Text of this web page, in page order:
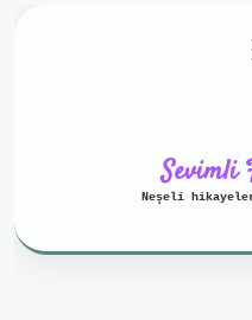
Sevimli
Neşeli